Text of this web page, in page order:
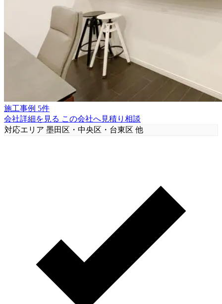
施工事例 5件
会社詳細を見る この会社へ見積り相談
対応エリア 墨田区・中央区・台東区 他